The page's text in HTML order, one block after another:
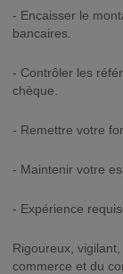
- Encaisser le
bancaires.
- Contrôler les
chèque.
- Remettre votre
- Maintenir votre
- Expérience
Rigoureux,
commerce et du